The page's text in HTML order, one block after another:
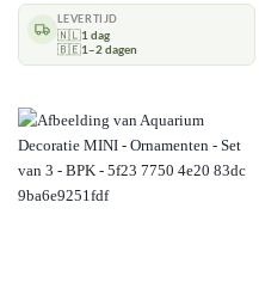
LEVERTIJD
🇳🇱1 dag
🇧🇪1–2 dagen